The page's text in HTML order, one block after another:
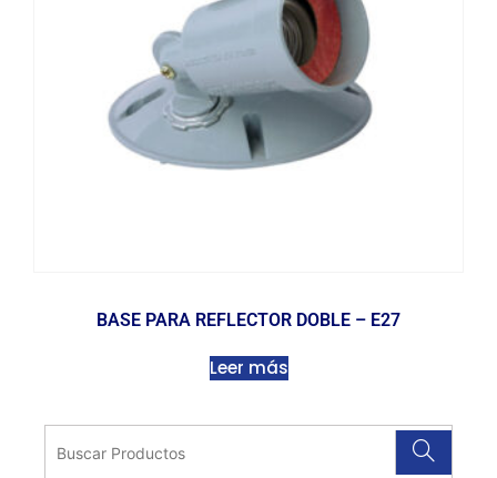
BASE PARA REFLECTOR DOBLE – E27
Leer más